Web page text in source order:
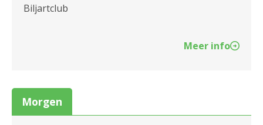
2140 Borgerhout
2610 Wilrijk
Biljartclub
Meer info
Morgen